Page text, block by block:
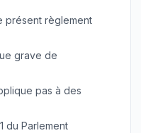
présent règlement
grave de
pas à des
du Parlement